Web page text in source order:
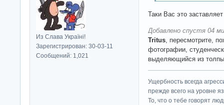
Из Слава Україні!
Зарегистрирован: 30-03-11
Сообщений: 1,021
Таки Вас это заставляет
Добавлено спустя 04
Tritus, пересмотрите,
фотографии,
выделяющийся из
Ущербность всегда
прежде всего на уровне
То, что о тебе говорят